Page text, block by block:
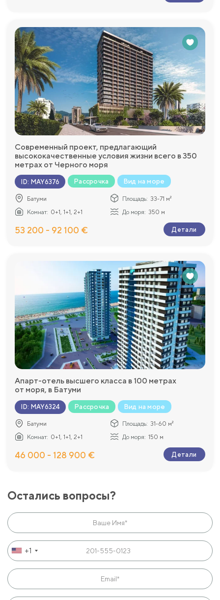
Современный проект, предлагающий
высококачественные условия жизни всего в 350
метрах от Черного моря
ID: MAY6376 Рассрочка Вид на море
Батуми Площадь: 33-71 м²
Комнат: 0+1, 1+1, 2+1 До моря: 350 м
53 200 - 92 100 € Детали
Апарт-отель высшего класса в 100 метрах
от моря, в Батуми
ID: MAY6324 Рассрочка Вид на море
Батуми Площадь: 31-60 м²
Комнат: 0+1, 1+1, 2+1 До моря: 150 м
46 000 - 128 900 € Детали
Остались вопросы?
+1